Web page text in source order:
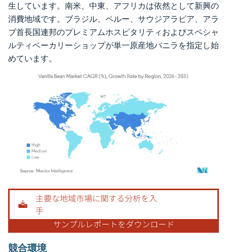
生しています。南米、中東、アフリカは依然として新興の
消費地域です。ブラジル、ペルー、サウジアラビア、アラ
ブ首長国連邦のプレミアムホスピタリティおよびスペシャ
ルティベーカリーショップが単一原産地バニラを指定し始
めています。
画像 © Mordor Intelligence。再利用にはCC BY 4.0の表示が必要です。
競合環境